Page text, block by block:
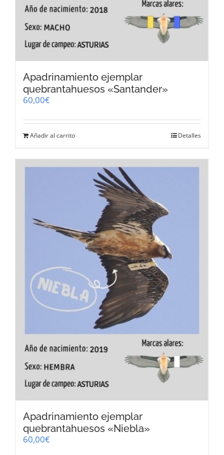
Apadrinamiento ejemplar
quebrantahuesos «Santander»
60,00€
Añadir al carrito Detalles
Apadrinamiento ejemplar
quebrantahuesos «Niebla»
60,00€